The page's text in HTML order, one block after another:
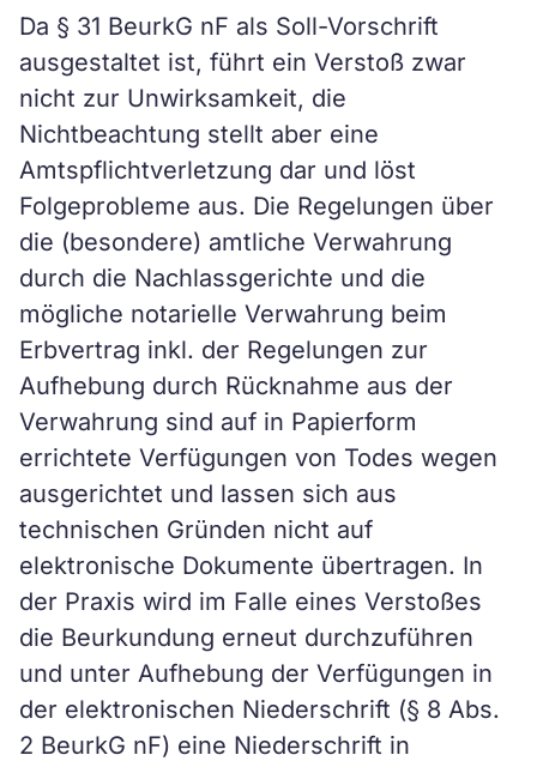
Da § 31 BeurkG nF als Soll-Vorschrift
ausgestaltet ist, führt ein Verstoß zwar
nicht zur Unwirksamkeit, die
Nichtbeachtung stellt aber eine
Amtspflichtverletzung dar und löst
Folgeprobleme aus. Die Regelungen über
die (besondere) amtliche Verwahrung
durch die Nachlassgerichte und die
mögliche notarielle Verwahrung beim
Erbvertrag inkl. der Regelungen zur
Aufhebung durch Rücknahme aus der
Verwahrung sind auf in Papierform
errichtete Verfügungen von Todes wegen
ausgerichtet und lassen sich aus
technischen Gründen nicht auf
elektronische Dokumente übertragen. In
der Praxis wird im Falle eines Verstoßes
die Beurkundung erneut durchzuführen
und unter Aufhebung der Verfügungen in
der elektronischen Niederschrift (§ 8 Abs.
2 BeurkG nF) eine Niederschrift in